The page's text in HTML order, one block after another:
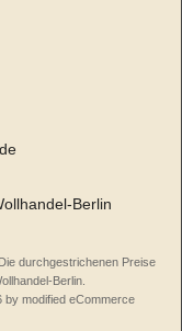
durchgestrichenen Preise
Berlin.
by modified eCommerce